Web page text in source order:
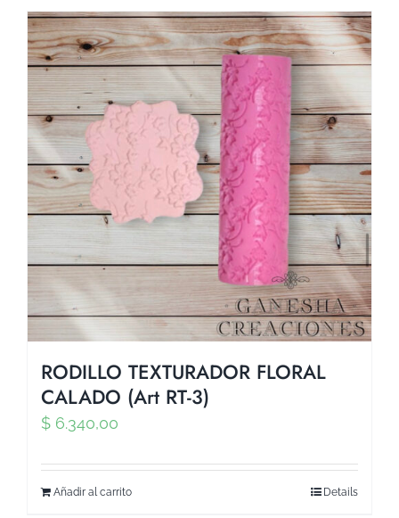
RODILLO TEXTURADOR FLORAL
CALADO (Art RT-3)
$ 6.340,00
Añadir al carrito Details